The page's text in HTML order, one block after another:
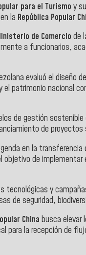
para el Turismo y
la República Popular
de Comercio de
a funcionarios,
evaluó el diseño
patrimonio nacional
de gestión
de
en la
de
tecnológicas y
de seguridad,
China busca elevar
para la recepción de